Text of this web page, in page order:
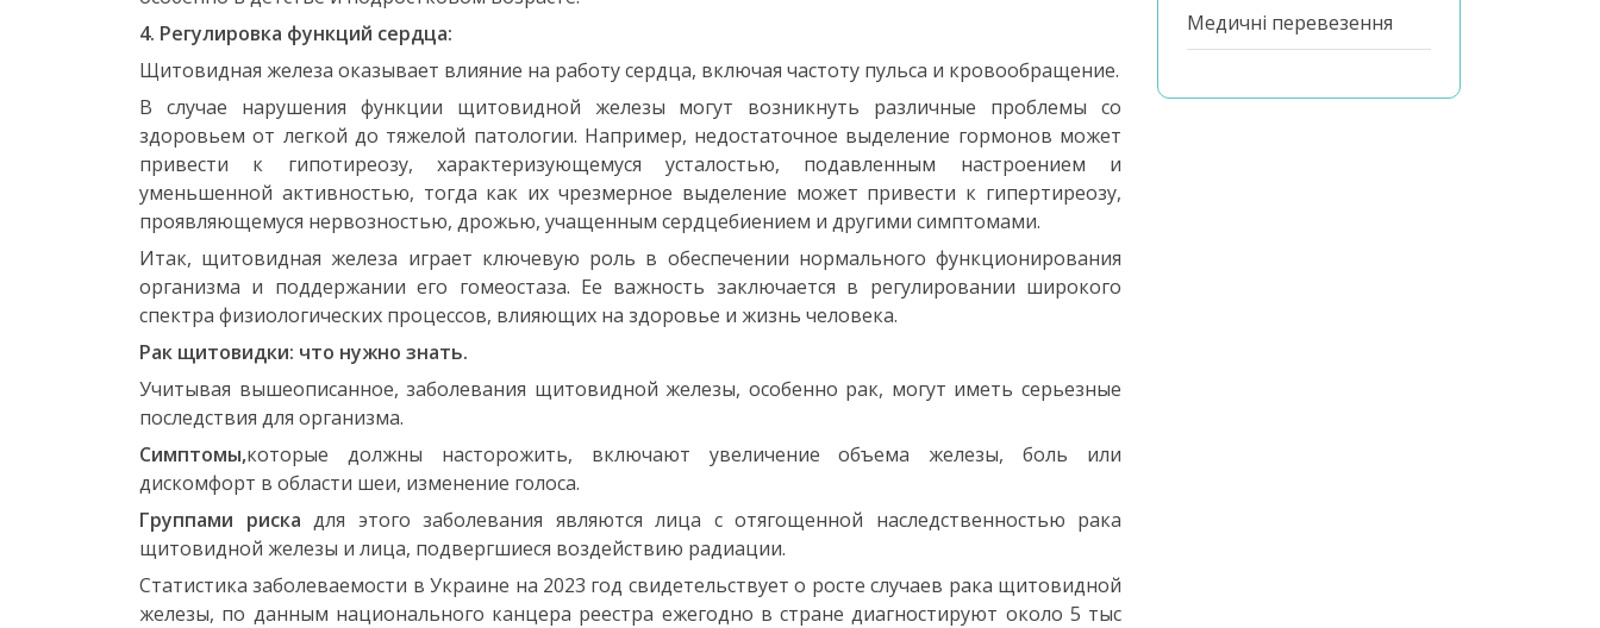
4. Регулировка функций сердца:
Щитовидная железа оказывает влияние на работу сердца, включая частоту пульса и кровообращение.
В случае нарушения функции щитовидной железы могут возникнуть различные проблемы со
здоровьем от легкой до тяжелой патологии. Например, недостаточное выделение гормонов может
привести к гипотиреозу, характеризующемуся усталостью, подавленным настроением и
уменьшенной активностью, тогда как их чрезмерное выделение может привести к гипертиреозу,
проявляющемуся нервозностью, дрожью, учащенным сердцебиением и другими симптомами.
Итак, щитовидная железа играет ключевую роль в обеспечении нормального функционирования
организма и поддержании его гомеостаза. Ее важность заключается в регулировании широкого
спектра физиологических процессов, влияющих на здоровье и жизнь человека.
Рак щитовидки: что нужно знать.
Учитывая вышеописанное, заболевания щитовидной железы, особенно рак, могут иметь серьезные
последствия для организма.
Симптомы,которые должны насторожить, включают увеличение объема железы, боль или
дискомфорт в области шеи, изменение голоса.
Группами риска для этого заболевания являются лица с отягощенной наследственностью рака
щитовидной железы и лица, подвергшиеся воздействию радиации.
Статистика заболеваемости в Украине на 2023 год свидетельствует о росте случаев рака щитовидной
железы, по данным национального канцера реестра ежегодно в стране диагностируют около 5 тыс
Медичні перевезення